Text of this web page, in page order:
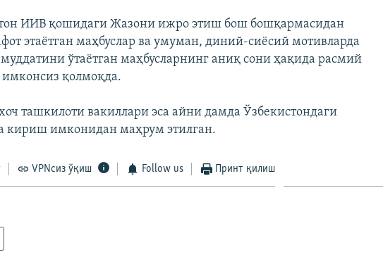
ИИВ қошидаги Жазони ижро этиш бош бошқармасидан
этаётган маҳбуслар ва умуман, диний-сиёсий мотивларда
ўтаётган маҳбусларнинг аниқ сони ҳақида расмий
қолмоқда.
ташкилоти вакиллари эса айни дамда Ўзбекистондаги
кириш имконидан маҳрум этилган.
VPNсиз ўқиш Follow us Принт қилиш